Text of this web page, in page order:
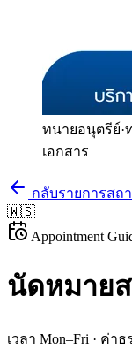
ทนายอนุตรีย์·
เอกสาร
กลับรายการสถ
🇼🇸
Appointment
นัดหมาย
เวลา Mon–Fri · ค่าธ